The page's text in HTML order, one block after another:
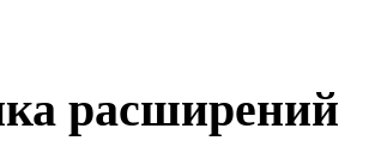
расширений